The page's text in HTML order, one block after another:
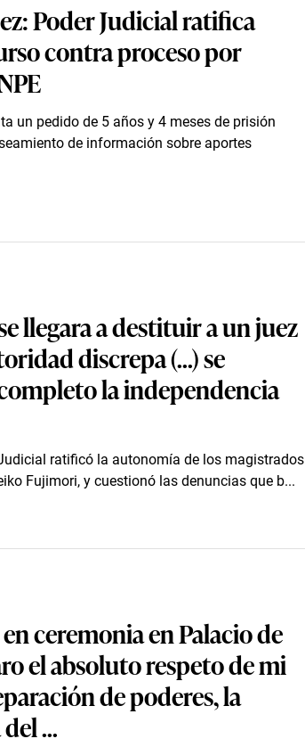
Poder Judicial ratifica
contra proceso por
un pedido de 5 años y 4 meses de prisión
de información sobre aportes
llegara a destituir a un juez
discrepa (...) se
la independencia
ratificó la autonomía de los magistrados
Fujimori, y cuestionó las denuncias que b...
ceremonia en Palacio de
el absoluto respeto de mi
de poderes, la
...